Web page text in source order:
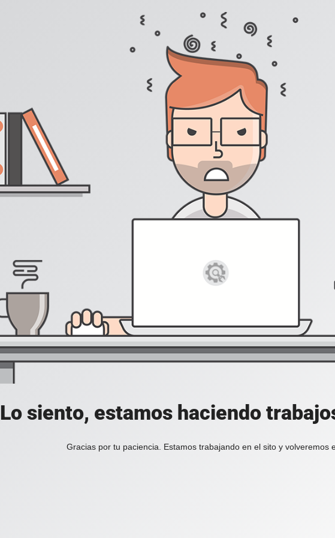
Lo siento, estamos haciendo
Gracias por tu paciencia. Estamos trabajando en el sito y volveremos